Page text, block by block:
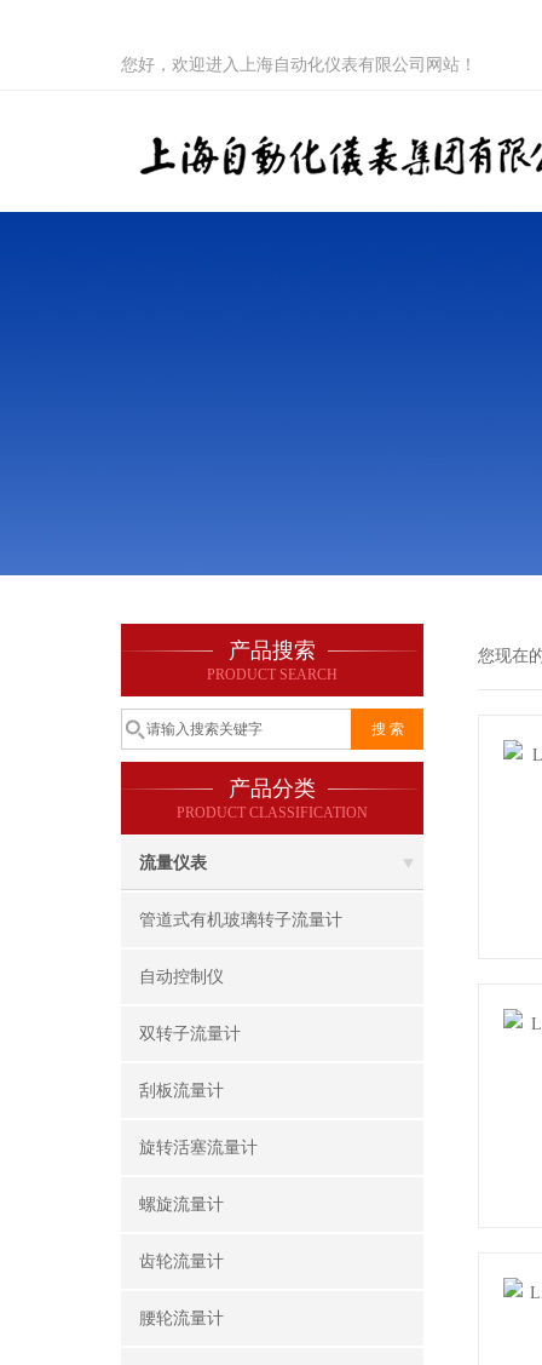
您好，欢迎进入上海自动化仪表有限公司网站！
产品搜索
PRODUCT SEARCH
产品分类
PRODUCT CLASSIFICATION
流量仪表
管道式有机玻璃转子流量计
自动控制仪
双转子流量计
刮板流量计
旋转活塞流量计
螺旋流量计
齿轮流量计
腰轮流量计
您现在